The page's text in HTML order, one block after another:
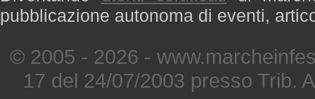
pubblicazione autonoma di eventi,
© 2005 - 2026 -
17 del 24/07/2003 presso Trib.